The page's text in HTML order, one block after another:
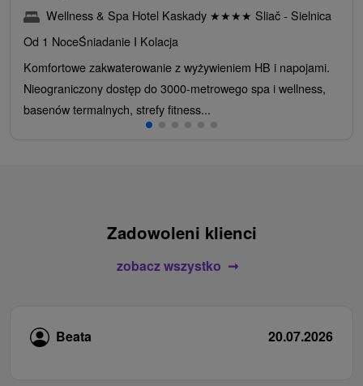
Wellness & Spa Hotel Kaskady ★★★★ Sliač - Sielnica
Od 1 NoceŚniadanie I Kolacja
Komfortowe zakwaterowanie z wyżywieniem HB i napojami.
Nieograniczony dostęp do 3000-metrowego spa i wellness,
basenów termalnych, strefy fitness...
Zadowoleni klienci
zobacz wszystko
Beata 20.07.2026